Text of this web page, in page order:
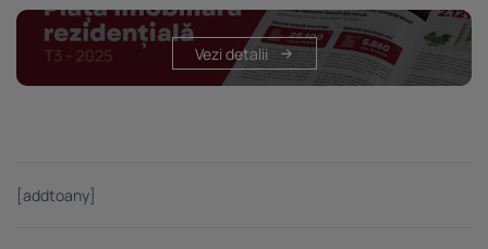
Vezi detalii
[addtoany]